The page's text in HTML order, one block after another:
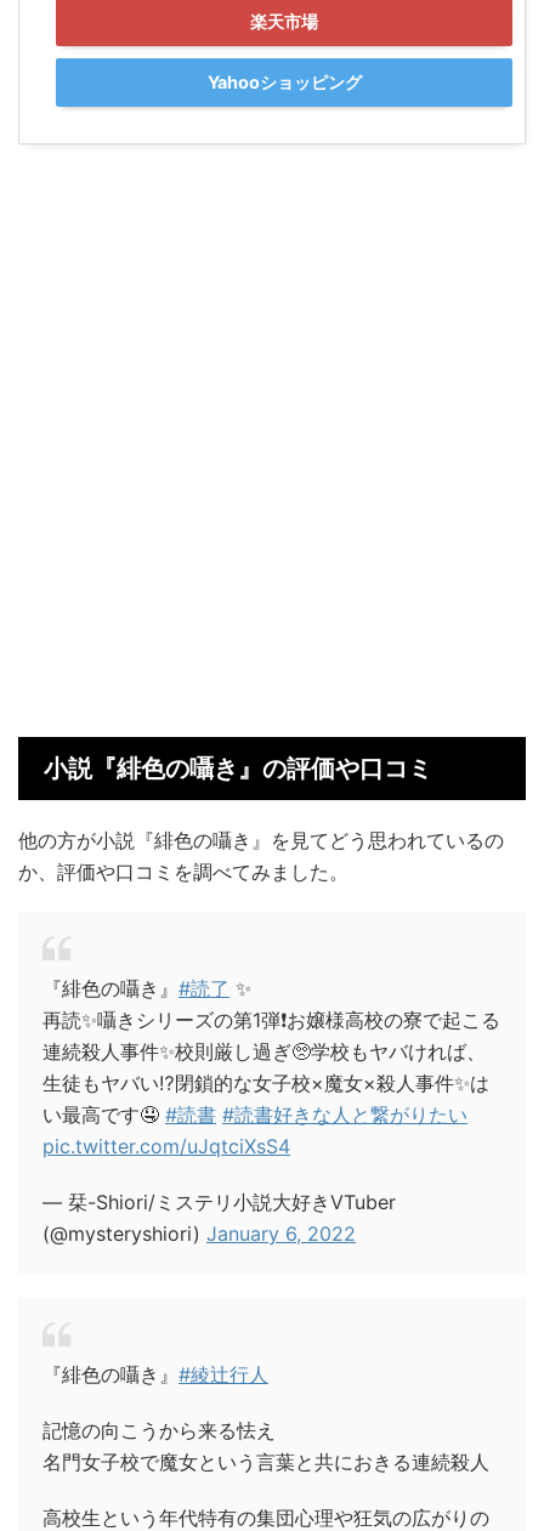
楽天市場
Yahooショッピング
小説『緋色の囁き』の評価や口コミ
他の方が小説『緋色の囁き』を見てどう思われているの
か、評価や口コミを調べてみました。
『緋色の囁き』 #読了 ✨
再読✨囁きシリーズの第1弾❗️お嬢様高校の寮で起こる
連続殺人事件✨校則厳し過ぎ🥺学校もヤバければ、
生徒もヤバい⁉️閉鎖的な女子校×魔女×殺人事件✨は
い最高です🤤 #読書 #読書好きな人と繋がりたい
pic.twitter.com/uJqtciXsS4
— 栞-Shiori/ミステリ小説大好きVTuber
(@mysteryshiori) January 6, 2022
『緋色の囁き』 #綾辻行人
記憶の向こうから来る怯え
名門女子校で魔女という言葉と共におきる連続殺人
高校生という年代特有の集団心理や狂気の広がりの